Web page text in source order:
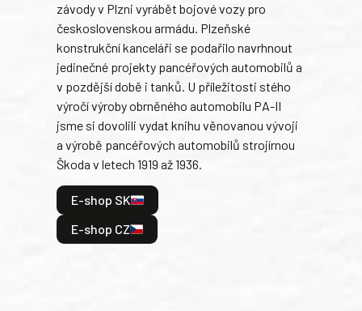
závody v Plzni vyrábět bojové vozy pro
československou armádu. Plzeňské
konstrukční kanceláři se podařilo navrhnout
jedinečné projekty pancéřových automobilů a
v pozdější době i tanků. U příležitosti stého
výročí výroby obrněného automobilu PA-II
jsme si dovolili vydat knihu věnovanou vývoji
a výrobě pancéřových automobilů strojírnou
Škoda v letech 1919 až 1936.
E-shop SK
E-shop CZ